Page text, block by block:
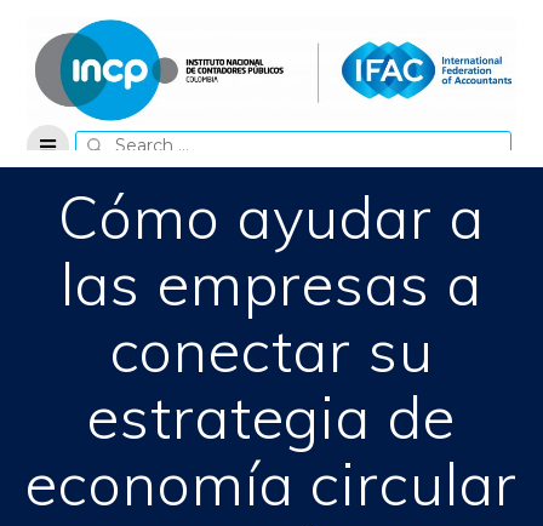
content
Search
for:
Cómo ayudar a
las empresas a
conectar su
estrategia de
economía circular